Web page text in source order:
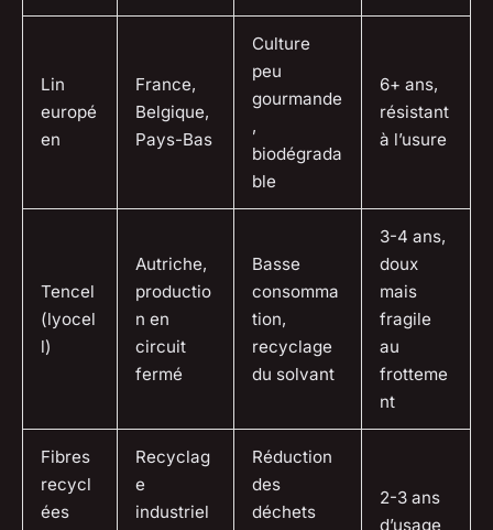
Lin
europé
en
France,
Belgique,
Pays-Bas
Culture
peu
gourmande
,
biodégrada
ble
6+ ans,
résistant
à l’usure
Tencel
(lyocel
l)
Autriche,
productio
n en
circuit
fermé
Basse
consomma
tion,
recyclage
du solvant
3-4 ans,
doux
mais
fragile
au
frotteme
nt
Fibres
recycl
ées
Recyclag
e
industriel
Réduction
des
déchets
2-3 ans
d’usage